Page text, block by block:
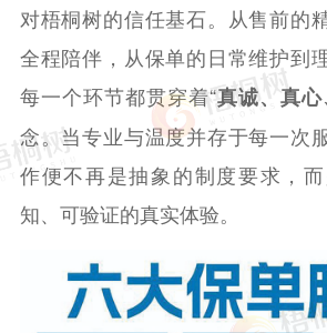
对梧桐树的信任基石。从售前的
全程陪伴，从保单的日常维护到
每一个环节都贯穿着“真诚、真
念。当专业与温度并存于每一次
作便不再是抽象的制度要求，
知、可验证的真实体验。